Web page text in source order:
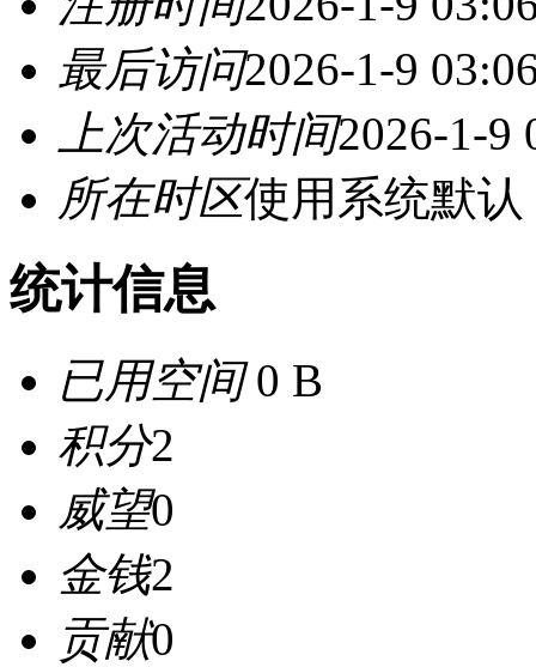
最后访问2026-1-9
上次活动时间2026-1-9
所在时区使用系统默认
统计信息
已用空间0 B
积分2
威望0
金钱2
贡献0